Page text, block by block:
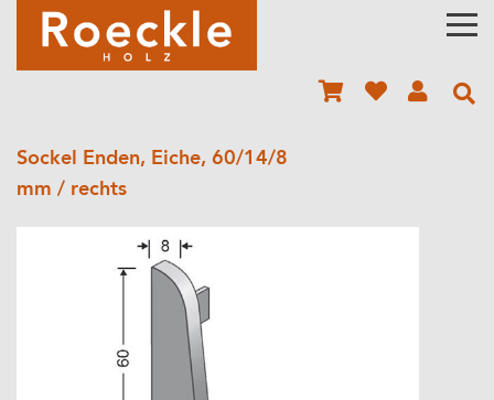
Sockel Enden, Eiche, 60/14/8
mm / rechts